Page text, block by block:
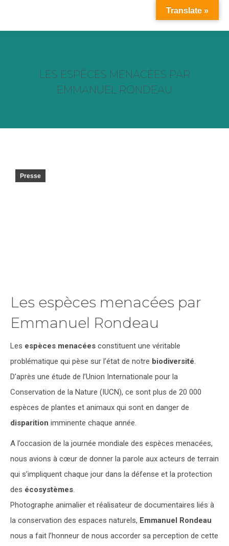
LES ESPÈCES MENACÉES PAR
EMMANUEL RONDEAU
Presse
Les espèces menacées par
Emmanuel Rondeau
Les espèces menacées constituent une véritable
problématique qui pèse sur l’état de notre biodiversité.
D’après une étude de l’Union Internationale pour la
Conservation de la Nature (IUCN), ce sont plus de 20 000
espèces de plantes et animaux qui sont en danger de
disparition imminente chaque année.
A l’occasion de la journée mondiale des espèces menacées,
nous avions à cœur de donner la parole aux acteurs de terrain
qui s’impliquent chaque jour dans la défense et la protection
des écosystèmes.
Photographe animalier et réalisateur de documentaires liés à
la conservation des espaces naturels, Emmanuel Rondeau
nous a fait l’honneur de nous accorder sa perception de cette
Translate »